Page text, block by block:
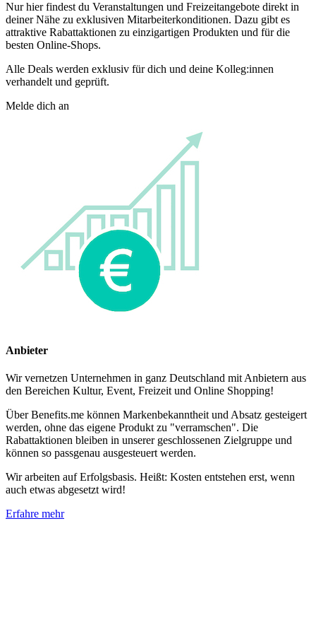
Nur hier findest du Veranstaltungen und Freizeitangebote direkt in
deiner Nähe zu exklusiven Mitarbeiterkonditionen. Dazu gibt es
attraktive Rabattaktionen zu einzigartigen Produkten und für die
besten Online-Shops.
Alle Deals werden exklusiv für dich und deine Kolleg:innen
verhandelt und geprüft.
Melde dich an
Anbieter
Wir vernetzen Unternehmen in ganz Deutschland mit Anbietern aus
den Bereichen Kultur, Event, Freizeit und Online Shopping!
Über Benefits.me können Markenbekanntheit und Absatz gesteigert
werden, ohne das eigene Produkt zu "verramschen". Die
Rabattaktionen bleiben in unserer geschlossenen Zielgruppe und
können so passgenau ausgesteuert werden.
Wir arbeiten auf Erfolgsbasis. Heißt: Kosten entstehen erst, wenn
auch etwas abgesetzt wird!
Erfahre mehr